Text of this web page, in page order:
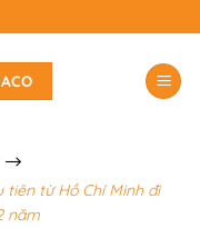
tiên từ Hồ Chí Minh đi
năm